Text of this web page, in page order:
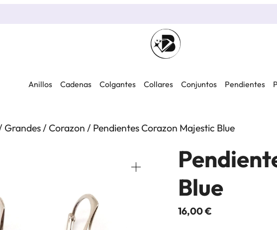
Anillos Cadenas Colgantes Collares Conjuntos Pendientes
Grandes / Corazon / Pendientes Corazon Majestic Blue
Blue
16,00€